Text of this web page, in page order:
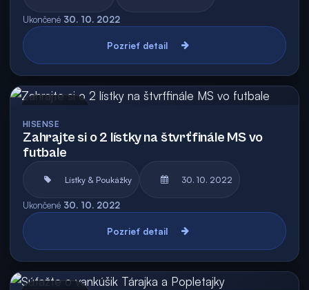
Ukončené 30. 10. 2022
Pozrieť detail
HISENSE
Zahrajte si o 2 lístky na štvrťfinále MS vo
futbale
Lístky & Poukážky 30. 10. 2022
Ukončené 30. 10. 2022
Pozrieť detail